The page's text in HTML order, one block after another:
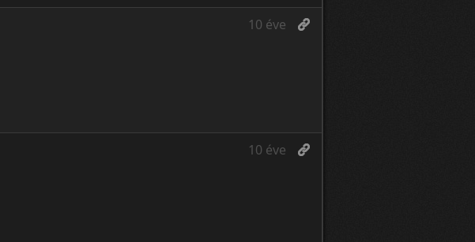
10 éve
10 éve